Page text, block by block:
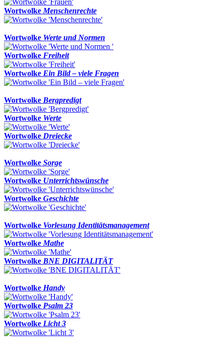
Wortwolke Menschenrechte
Wortwolke Werte und Normen
Wortwolke Freiheit
Wortwolke Ein Bild – viele Fragen
Wortwolke Bergpredigt
Wortwolke Werte
Wortwolke Dreiecke
Wortwolke Sorge
Wortwolke Unterrichtswünsche
Wortwolke Geschichte
Wortwolke Vorlesung Identitätsmanagement
Wortwolke Mathe
Wortwolke BNE DIGITALITÄT
Wortwolke Handy
Wortwolke Psalm 23
Wortwolke Licht 3